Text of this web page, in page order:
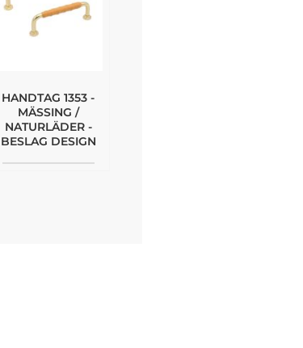
HANDTAG 1353 -
MÄSSING /
NATURLÄDER -
BESLAG DESIGN